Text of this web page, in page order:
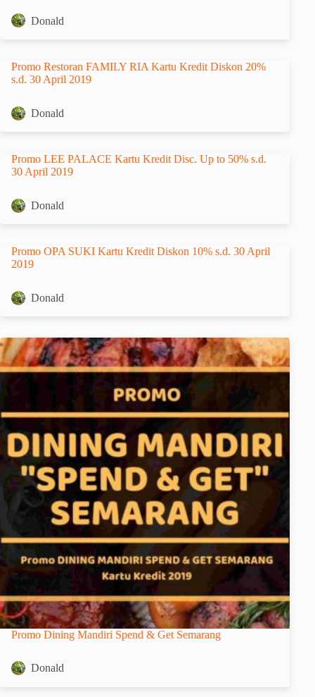
Donald
Promo Restoran FAMILY RIA Kartu Kredit Diskon 20%
s.d. 30 April 2019
Donald
Promo LEE PALACE Kartu Kredit Disc. Up to 50% s.d.
30 April 2019
Donald
Promo OPA SUKI Kartu Kredit Diskon 10% s.d. 30 April
2019
Donald
Promo Dining Mandiri Spend & Get Semarang
Donald